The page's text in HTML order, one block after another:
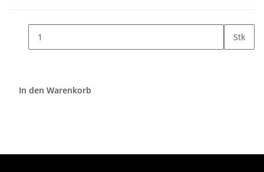
Stk
In den Warenkorb